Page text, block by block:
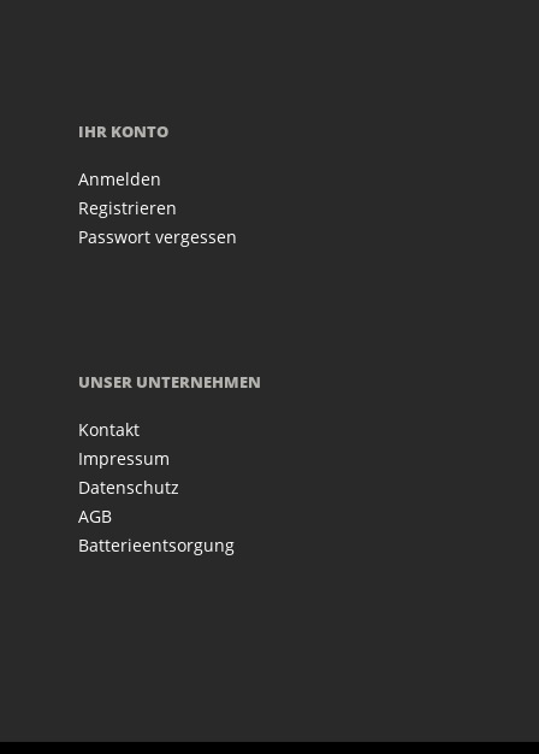
IHR KONTO
Anmelden
Registrieren
Passwort vergessen
UNSER UNTERNEHMEN
Kontakt
Impressum
Datenschutz
AGB
Batterieentsorgung